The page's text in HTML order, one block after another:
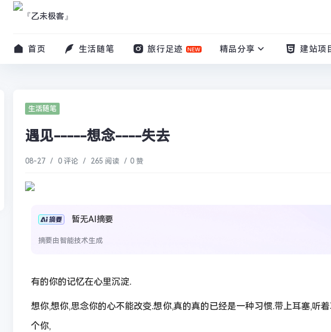
首页 生活随笔 旅行足迹 精品分享 建站项
生活随笔
遇见-----想念----失去
08-27 / 0 评论 / 265 阅读 / 0 赞
暂无AI摘要
摘要由智能技术生成
有的你的记忆在心里沉淀.
想你,想你,思念你的心不能改变.想你,真的真的已经是一种习惯.带上耳塞,听
个你,